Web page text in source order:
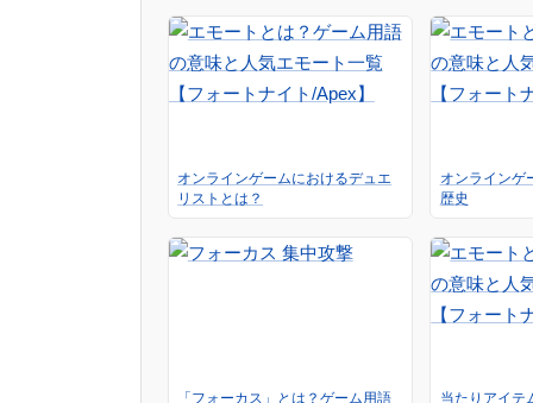
オンラインゲームにおけるデュエ
リストとは？
オンラインゲ
歴史
「フォーカス」とは？ゲーム用語
当たりアイテ